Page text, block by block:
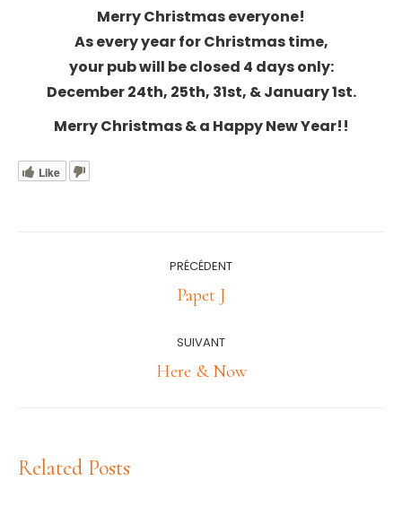
Merry Christmas everyone!
As every year for Christmas time,
your pub will be closed 4 days only:
December 24th, 25th, 31st, & January 1st.
Merry Christmas & a Happy New Year!!
Like
PRÉCÉDENT
Article
:
Papet J
SUIVANT
Article
Here & Now
Related Posts